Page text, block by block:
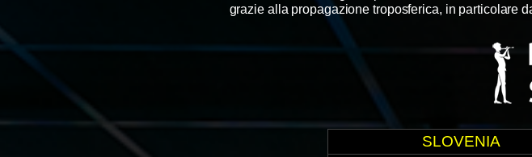
grazie alla propagazione troposferica, in particolare
SLOVENIA